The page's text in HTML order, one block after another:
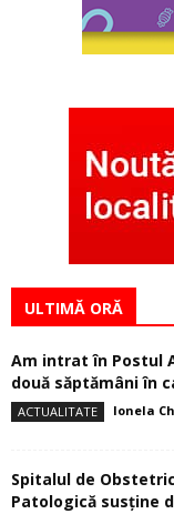
ULTIMĂ ORĂ
Am intrat în Postul
două săptămâni în
ACTUALITATE Ionela
Spitalul de
Patologică susţine